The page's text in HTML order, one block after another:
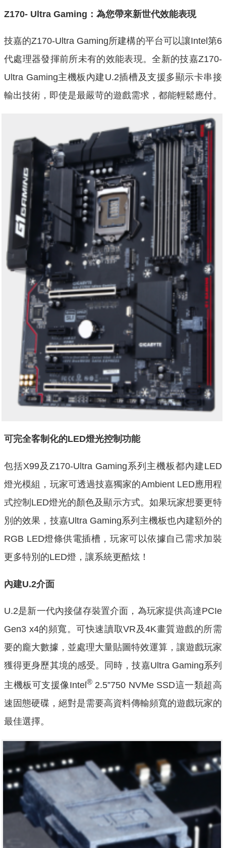
Z170- Ultra Gaming ：為您帶來新世代效能表現
技嘉的Z170-Ultra Gaming所建構的平台可以讓Intel第6
代處理器發揮前所未有的效能表現。全新的技嘉Z170-
Ultra Gaming主機板內建U.2插槽及支援多顯示卡串接
輸出技術，即使是最嚴苛的遊戲需求，都能輕鬆應付。
可完全客制化的LED燈光控制功能
包括X99及Z170-Ultra Gaming系列主機板都內建LED
燈光模組，玩家可透過技嘉獨家的Ambient LED應用程
式控制LED燈光的顏色及顯示方式。如果玩家想要更特
別的效果，技嘉Ultra Gaming系列主機板也內建額外的
RGB LED燈條供電插槽，玩家可以依據自己需求加裝
更多特別的LED燈，讓系統更酷炫！
內建U.2介面
U.2是新一代內接儲存裝置介面，為玩家提供高達PCIe
Gen3 x4的頻寬。可快速讀取VR及4K畫質遊戲的所需
要的龐大數據，並處理大量貼圖特效運算，讓遊戲玩家
獲得更身歷其境的感受。同時，技嘉Ultra Gaming系列
主機板可支援像Intel ®2.5”750 NVMe SSD這一類超高
速固態硬碟，絕對是需要高資料傳輸頻寬的遊戲玩家的
最佳選擇。